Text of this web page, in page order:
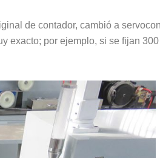
de contador, cambió a
exacto; por ejemplo, si se fijan